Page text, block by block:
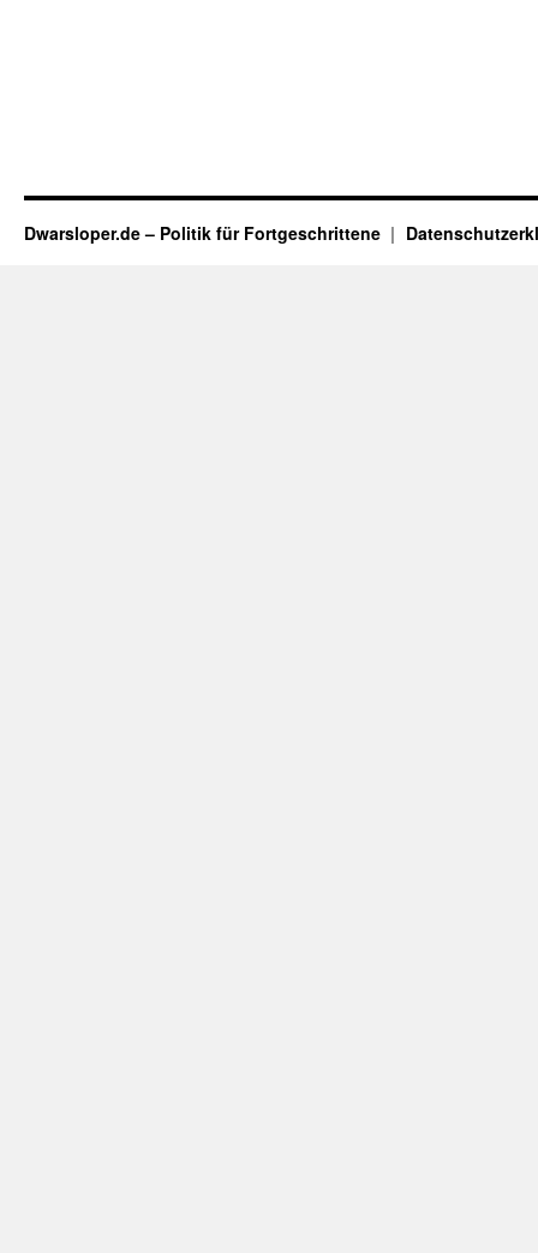
Dwarsloper.de – Politik für Fortgeschrittene